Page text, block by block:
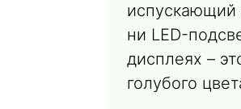
испускающий
ни LED-
дисплеях –
голубого